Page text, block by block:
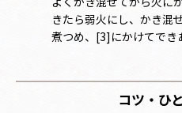
きたら弱火にし、かき混
煮つめ、[3]にかけてでき
コツ・ひ